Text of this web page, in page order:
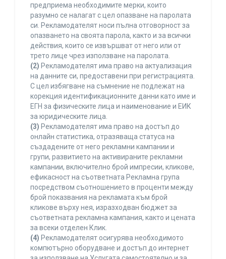
предприема необходимите мерки, които
разумно се налагат с цел опазване на паролата
си. Рекламодателят носи пълна отговорност за
опазването на своята парола, както и за всички
действия, които се извършват от него или от
трето лице чрез използване на паролата.
(2) Рекламодателят има право на актуализация
на данните си, предоставени при регистрацията.
С цел избягване на съмнение не подлежат на
корекция идентификационните данни като име и
ЕГН за физическите лица и наименование и ЕИК
за юридическите лица.
(3) Рекламодателят има право на достъп до
онлайн статистика, отразяваща статуса на
създадените от него рекламни кампании и
групи, развитието на активираните рекламни
кампании, включително брой импресии, кликове,
ефикасност на съответната Рекламна група
посредством съотношението в проценти между
брой показвания на рекламата към брой
кликове върху нея, изразходван бюджет за
съответната рекламна кампания, както и цената
за всеки отделен Клик.
(4) Рекламодателят осигурява необходимото
компютърно оборудване и достъп до интернет